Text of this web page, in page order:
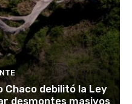
Chaco debilitó la Ley
desmontes masivos